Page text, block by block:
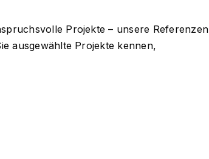
Projekte – unsere Referenzen
ausgewählte Projekte kennen,